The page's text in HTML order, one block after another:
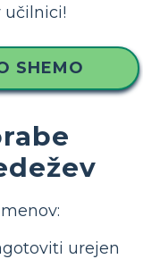
učilnici!
SHEMO
urejen